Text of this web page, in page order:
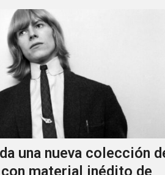
una nueva colección
material inédito de